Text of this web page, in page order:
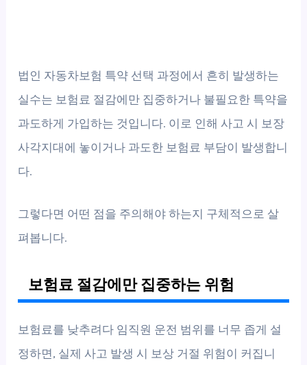
법인 자동차보험 특약 선택 과정에서 흔히 발생하는
실수는 보험료 절감에만 집중하거나 불필요한 특약을
과도하게 가입하는 것입니다. 이로 인해 사고 시 보장
사각지대에 놓이거나 과도한 보험료 부담이 발생합니
다.
그렇다면 어떤 점을 주의해야 하는지 구체적으로 살
펴봅니다.
보험료 절감에만 집중하는 위험
보험료를 낮추려다 임직원 운전 범위를 너무 좁게 설
정하면, 실제 사고 발생 시 보상 거절 위험이 커집니